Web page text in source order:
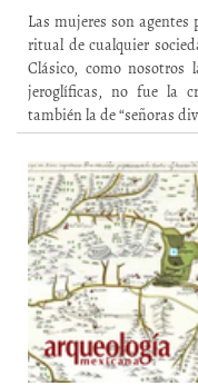
Las mujeres son
ritual de cualquier
Clásico, como nosotros
jeroglíficas, no fue la
también la de “señoras